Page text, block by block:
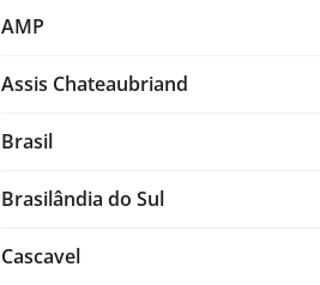
AMP
Assis Chateaubriand
Brasil
Brasilândia do Sul
Cascavel